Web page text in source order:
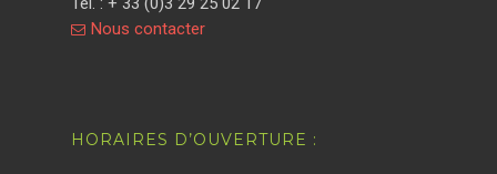
Nous contacter
HORAIRES D’OUVERTURE :